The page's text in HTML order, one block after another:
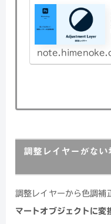
調整レイヤーがな
調整レイヤーから色調補
マートオブジェクトに変